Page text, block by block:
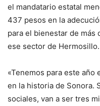
el mandatario estatal
437 pesos en la
para el bienestar de más
ese sector de Hermosillo.
«Tenemos para este año
en la historia de Sonora.
sociales, van a ser tres